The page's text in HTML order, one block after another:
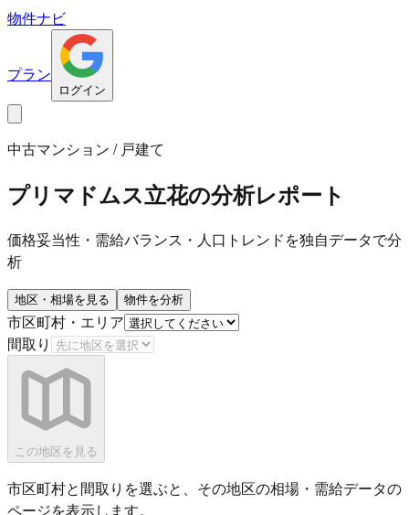
物件ナビ
プラン
ログイン
中古マンション / 戸建て
プリマドムス立花の分析レポート
価格妥当性・需給バランス・人口トレンドを独自データで分
析
地区・相場を見る 物件を分析
市区町村・エリア
間取り
この地区を見る
市区町村と間取りを選ぶと、その地区の相場・需給データの
ページを表示します。